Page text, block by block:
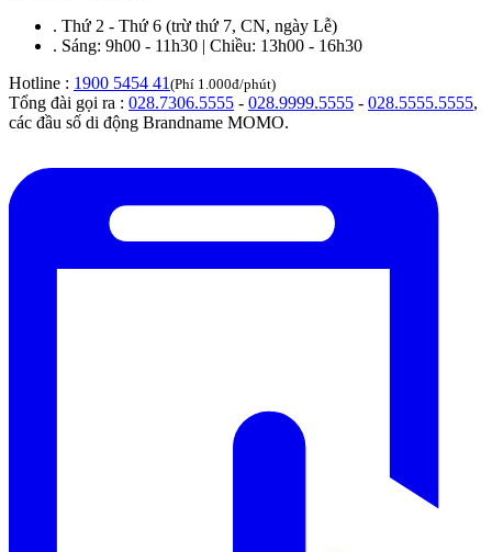
. Thứ 2 - Thứ 6 (trừ thứ 7, CN, ngày Lễ)
. Sáng: 9h00 - 11h30 | Chiều: 13h00 - 16h30
Hotline : 1900 5454 41 (Phí 1.000đ/phút)
Tổng đài gọi ra : 028.7306.5555 - 028.9999.5555 - 028.5555.5555,
các đầu số di động Brandname MOMO.